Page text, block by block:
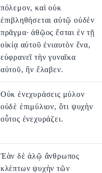
πόλεμον, καὶ οὐκ
ἐπιβληθήσεται αὐτῷ οὐδὲν
πρᾶγμα· ἀθῷος ἔσται ἐν τῇ
οἰκίᾳ αὐτοῦ ἐνιαυτὸν ἕνα,
εὐφρανεῖ τὴν γυναῖκα
αὐτοῦ, ἣν ἔλαβεν.
Οὐκ ἐνεχυράσεις μύλον
οὐδὲ ἐπιμύλιον, ὅτι ψυχὴν
οὗτος ἐνεχυράζει.
Ἐὰν δὲ ἁλῷ ἄνθρωπος
κλέπτων ψυχὴν τῶν